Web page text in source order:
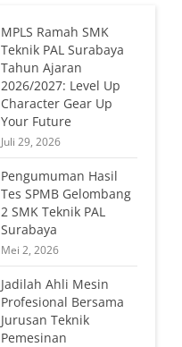
MPLS Ramah SMK
Teknik PAL Surabaya
Tahun Ajaran
2026/2027: Level Up
Character Gear Up
Your Future
Juli 29, 2026
Pengumuman Hasil
Tes SPMB Gelombang
2 SMK Teknik PAL
Surabaya
Mei 2, 2026
Jadilah Ahli Mesin
Profesional Bersama
Jurusan Teknik
Pemesinan